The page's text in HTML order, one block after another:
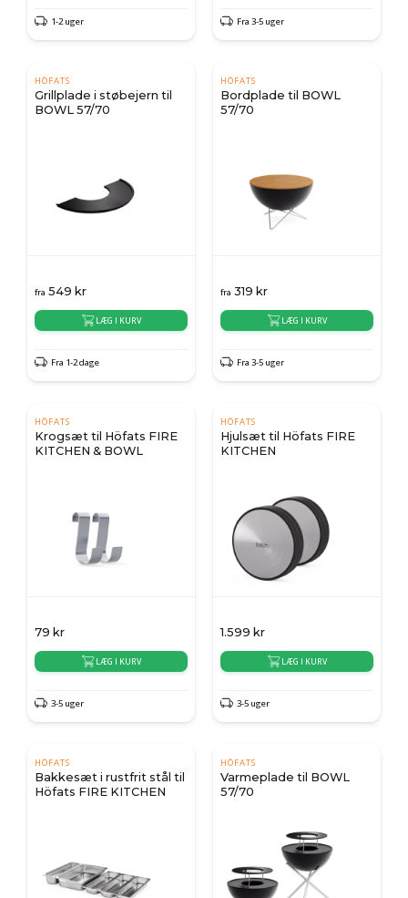
1-2 uger Fra 3-5 uger
HÖFATS
Grillplade i støbejern til
BOWL 57/70
fra 549 kr
LÆG I KURV
Fra 1-2 dage
HÖFATS
Bordplade til BOWL
57/70
fra 319 kr
LÆG I KURV
Fra 3-5 uger
HÖFATS
Krogsæt til Höfats FIRE
KITCHEN & BOWL
79 kr
LÆG I KURV
3-5 uger
HÖFATS
Hjulsæt til Höfats FIRE
KITCHEN
1.599 kr
LÆG I KURV
3-5 uger
HÖFATS
Bakkesæt i rustfrit stål til
Höfats FIRE KITCHEN
HÖFATS
Varmeplade til BOWL
57/70